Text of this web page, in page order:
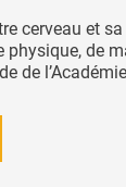
cerveau et
physique, de
de